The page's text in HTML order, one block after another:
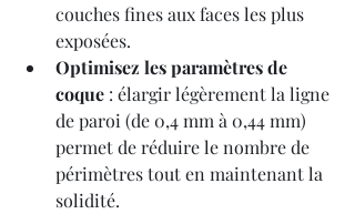
couches fines aux faces les plus
exposées.
Optimisez les paramètres de
coque : élargir légèrement la ligne
de paroi (de 0,4 mm à 0,44 mm)
permet de réduire le nombre de
périmètres tout en maintenant la
solidité.